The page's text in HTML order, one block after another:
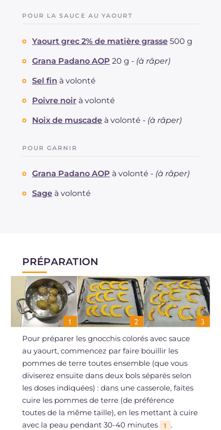
POUR LA SAUCE AU YAOURT
Yaourt grec 2% de matière grasse 500 g
Grana Padano AOP 20 g - (à râper)
Sel fin à volonté
Poivre noir à volonté
Noix de muscade à volonté - (à râper)
POUR GARNIR
Grana Padano AOP à volonté - (à râper)
Sage à volonté
PRÉPARATION
Pour préparer les gnocchis colorés avec sauce
au yaourt, commencez par faire bouillir les
pommes de terre toutes ensemble (que vous
diviserez ensuite dans deux bols séparés selon
les doses indiquées) : dans une casserole, faites
cuire les pommes de terre (de préférence
toutes de la même taille), en les mettant à cuire
avec la peau pendant 30-40 minutes
1
.